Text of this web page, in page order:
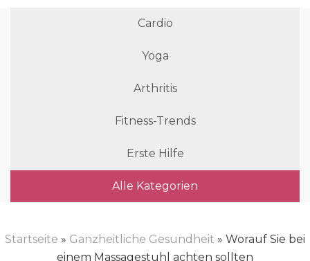
Cardio
Yoga
Arthritis
Fitness-Trends
Erste Hilfe
Alle Kategorien
Startseite » Ganzheitliche Gesundheit » Worauf Sie bei
einem Massagestuhl achten sollten